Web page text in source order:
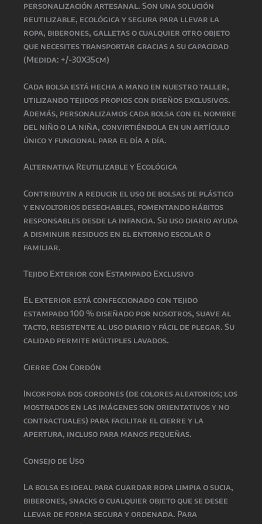
personalización artesanal. Son una solución
reutilizable, ecológica y segura para llevar la
ropa, biberones, galletas o cualquier otro objeto
que necesites transportar gracias a su capacidad
(Medida: +/-30X35cm)
Cada bolsa está hecha a mano en nuestro taller,
utilizando tejidos propios con diseños exclusivos.
Además, personalizamos cada bolsa con el nombre
del niño o la niña, convirtiéndola en un artículo
único y funcional para el día a día.
Alternativa Reutilizable y Ecológica
Contribuyen a reducir el uso de bolsas de plástico
y envoltorios desechables, fomentando hábitos
responsables desde la infancia. Su uso diario ayuda
a disminuir residuos en el entorno escolar o
familiar.
Tejido Exterior con Estampado Exclusivo
El exterior está confeccionado con tejido
estampado 100 % diseñado por nosotros, suave al
tacto, resistente al uso diario y fácil de plegar. Su
calidad permite múltiples lavados.
Cierre Con Cordón
Incorpora dos cordones (de colores aleatorios; los
mostrados en las imágenes son orientativos y no
contractuales) para facilitar el cierre y la
apertura, incluso para manos pequeñas.
Consejo de Uso
La bolsa es ideal para guardar ropa limpia o sucia,
biberones, snacks o cualquier objeto que se desee
llevar de forma segura y ordenada. Para